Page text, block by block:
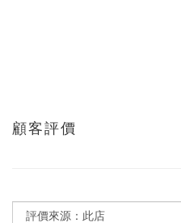
顧客評價